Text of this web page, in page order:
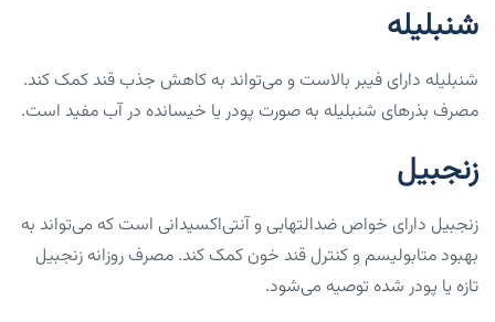
شنبلیله
شنبلیله دارای فیبر بالاست و می‌تواند به کاهش جذب قند کمک کند.
مصرف بذرهای شنبلیله به صورت پودر یا خیسانده در آب مفید است.
زنجبیل
زنجبیل دارای خواص ضدالتهابی و آنتی‌اکسیدانی است که می‌تواند به
بهبود متابولیسم و کنترل قند خون کمک کند. مصرف روزانه زنجبیل
تازه یا پودر شده توصیه می‌شود.